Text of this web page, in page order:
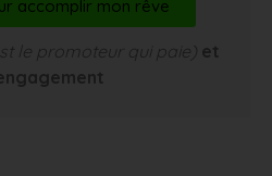
accomplir mon rêve
le promoteur qui paie) et